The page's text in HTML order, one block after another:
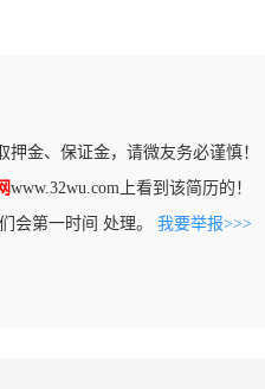
金、保证金，请微友务必谨慎！
www.32wu.com上看到该简历的！
会第一时间 处理。 我要举报>>>